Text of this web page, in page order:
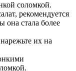
соломкой.
рекомендуется
она стала более
их на